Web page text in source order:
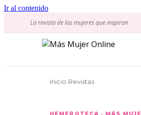
Ir al contenido
La revista de las mujeres que inspiran
Inicio›Revistas
HEMEROTECA · MÁS